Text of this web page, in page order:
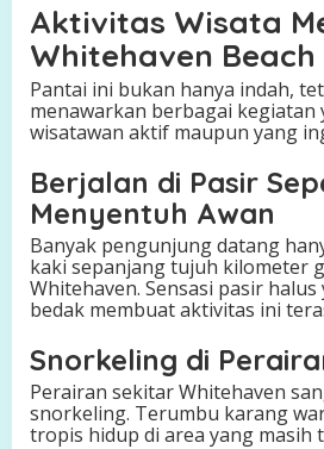
Aktivitas Wisata
Whitehaven Beach
Pantai ini bukan hanya indah,
menawarkan berbagai kegiatan
wisatawan aktif maupun yang
Berjalan di Pasir
Menyentuh Awan
Banyak pengunjung datang
kaki sepanjang tujuh kilometer
Whitehaven. Sensasi pasir
bedak membuat aktivitas ini
Snorkeling di
Perairan sekitar Whitehaven
snorkeling. Terumbu karang
tropis hidup di area yang masih